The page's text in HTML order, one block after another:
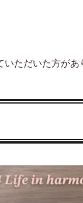
いただいた方が